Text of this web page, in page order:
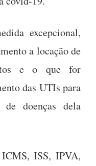
excepcional,
a locação de
e o que for
das UTIs para
doenças dela
ISS, IPVA,